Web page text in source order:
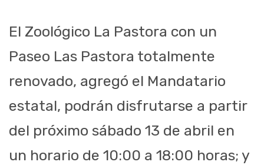
El Zoológico La Pastora con un
Paseo Las Pastora totalmente
renovado, agregó el Mandatario
estatal, podrán disfrutarse a partir
del próximo sábado 13 de abril en
un horario de 10:00 a 18:00 horas; y